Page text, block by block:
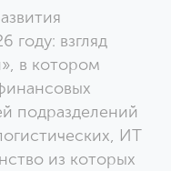
году: взгляд
в котором
подразделений
ИТ
из которых